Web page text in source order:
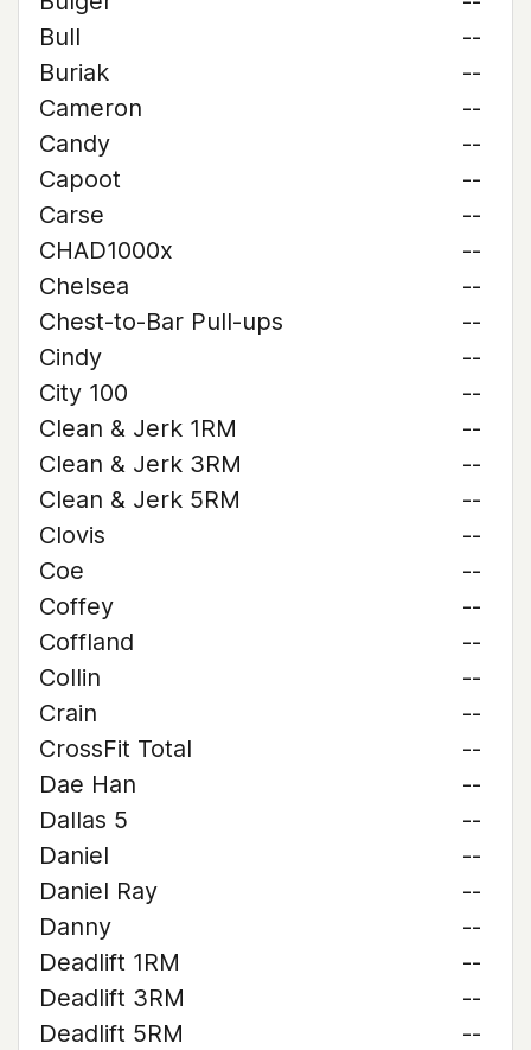
Bull
--
Buriak
--
Cameron
--
Candy
--
Capoot
--
Carse
--
CHAD1000x
--
Chelsea
--
Chest-to-Bar Pull-ups
--
Cindy
--
City 100
--
Clean & Jerk 1RM
--
Clean & Jerk 3RM
--
Clean & Jerk 5RM
--
Clovis
--
Coe
--
Coffey
--
Coffland
--
Collin
--
Crain
--
CrossFit Total
--
Dae Han
--
Dallas 5
--
Daniel
--
Daniel Ray
--
Danny
--
Deadlift 1RM
--
Deadlift 3RM
--
Deadlift 5RM
--